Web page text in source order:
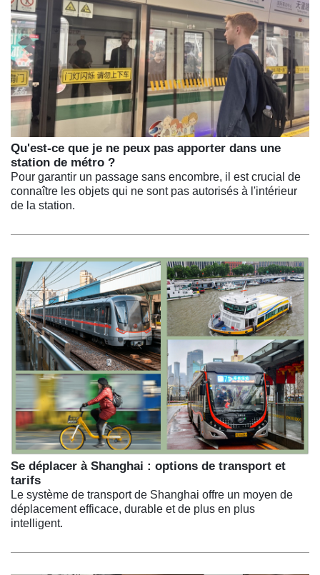
Qu'est-ce que je ne peux pas apporter dans une
station de métro ?
Pour garantir un passage sans encombre, il est crucial de
connaître les objets qui ne sont pas autorisés à l'intérieur
de la station.
Se déplacer à Shanghai : options de transport et
tarifs
Le système de transport de Shanghai offre un moyen de
déplacement efficace, durable et de plus en plus
intelligent.